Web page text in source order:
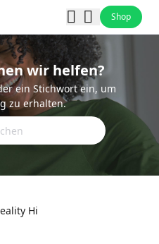
Shop
wir helfen?
ein Stichwort ein, um
zu erhalten.
Hi